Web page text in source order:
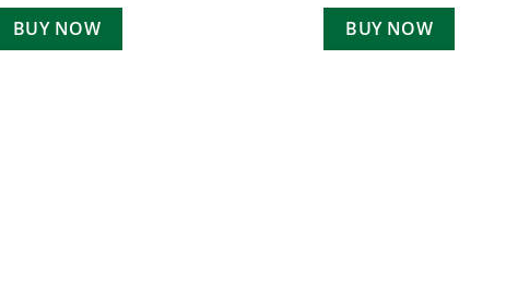
BUY NOW BUY NOW